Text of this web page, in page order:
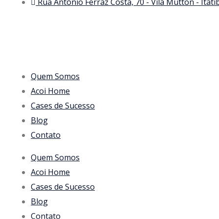
Quem Somos
Acoi Home
Cases de Sucesso
Blog
Contato
Quem Somos
Acoi Home
Cases de Sucesso
Blog
Contato